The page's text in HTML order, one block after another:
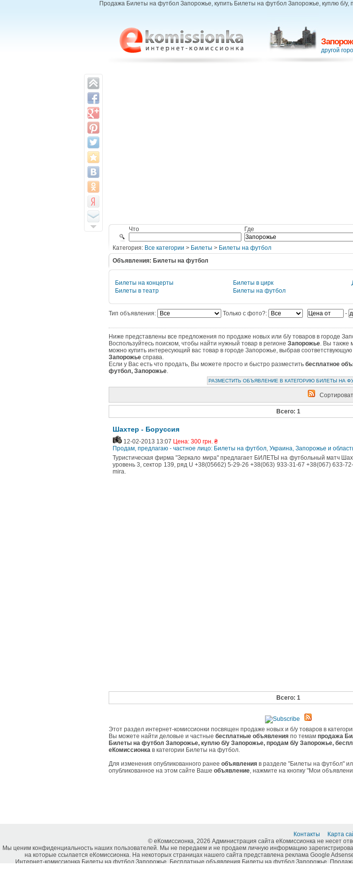
Продажа Билеты на футбол Запорожье, купить Билеты на футбол Запорожье, куплю б/
другой
Что Где
Категория: Все категории > Билеты > Билеты на футбол
Объявления: Билеты на футбол
Билеты на концерты
Билеты в театр
Билеты в цирк
Билеты на футбол
Тип объявления: Только с фото?: -
Ниже представлены все предложения по продаже новых или б/у товаров в городе
Воспользуйтесь поиском, чтобы найти нужный товар в регионе Запорожье. Вы также
можно купить интересующий вас товар в городе Запорожье, выбрав соответствующую
Запорожье справа.
Если у Вас есть что продать, Вы можете просто и быстро разместить бесплатное
футбол, Запорожье.
РАЗМЕСТИТЬ ОБЪЯВЛЕНИЕ В КАТЕГОРИЮ БИЛЕТЫ НА
Всего: 1
Шахтер - Боруссия
12-02-2013 13:07 Цена: 300 грн. ₴
Продам, предлагаю - частное лицо: Билеты на футбол, Украина, Запорожье и
Туристическая фирма "Зеркало мира" предлагает БИЛЕТЫ на футбольный матч
уровень 3, сектор 139, ряд U +38(05662) 5-29-26 +38(063) 933-31-67 +38(067) 633-
mira.
Всего: 1
Этот раздел интернет-комиссионки посвящен продаже новых и б/у товаров в
Вы можете найти деловые и частные бесплатные объявления по темам продажа
Билеты на футбол Запорожье, куплю б/у Запорожье, продам б/у Запорожье,
еКомиссионка в категории Билеты на футбол.
Для изменения опубликованного ранее объявления в разделе "Билеты на футбол"
опубликованное на этом сайте Ваше объявление, нажмите на кнопку "Мои
Контакты
Карта
© еКомиссионка, 2026 Администрация сайта еКомиссионка не несет
Мы ценим конфиденциальность наших пользователей. Мы не передаем и не продаем личную информацию
на которые ссылается еКомиссионка. На некоторых страницах нашего сайта представлена реклама Google
Интернет-комиссионка Билеты на футбол Запорожье. Бесплатные объявления Билеты на футбол Запорожье.